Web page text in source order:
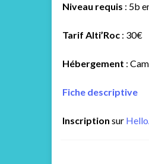
Niveau requis : 5b
Tarif Alti’Roc : 30€
Hébergement :
Fiche descriptive
Inscriptionsur